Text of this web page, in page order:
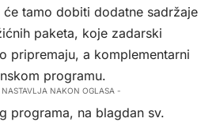
tamo dobiti dodatne sadržaje
paketa, koje zadarski
pripremaju, a komplementarni
programu.
NASTAVLJA NAKON OGLASA -
programa, na blagdan sv.